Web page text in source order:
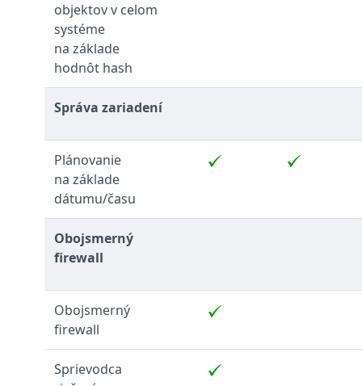
objektov v celom
systéme
na základe
hodnôt hash
Správa zariadení
Plánovanie
na základe
dátumu/času
Obojsmerný
firewall
Obojsmerný
firewall
Sprievodca